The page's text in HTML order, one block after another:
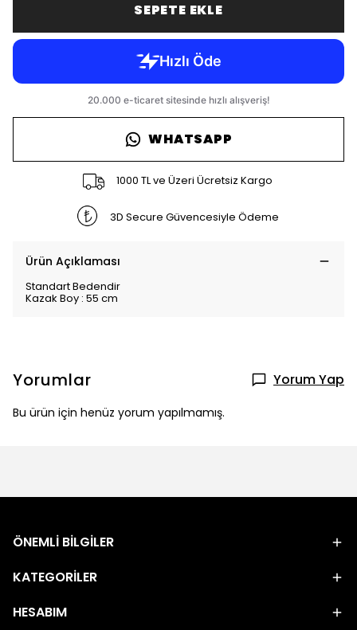
SEPETE EKLE
WHATSAPP
1000 TL ve Üzeri Ücretsiz Kargo
3D Secure Güvencesiyle Ödeme
Ürün Açıklaması
Standart Bedendir
Kazak Boy : 55 cm
Yorumlar Yorum Yap
Bu ürün için henüz yorum yapılmamış.
ÖNEMLİ BİLGİLER
KATEGORİLER
HESABIM